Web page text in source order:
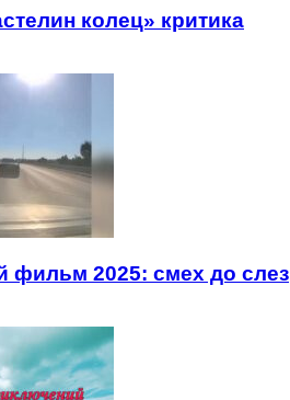
колец» критика
фильм 2025: смех до слез